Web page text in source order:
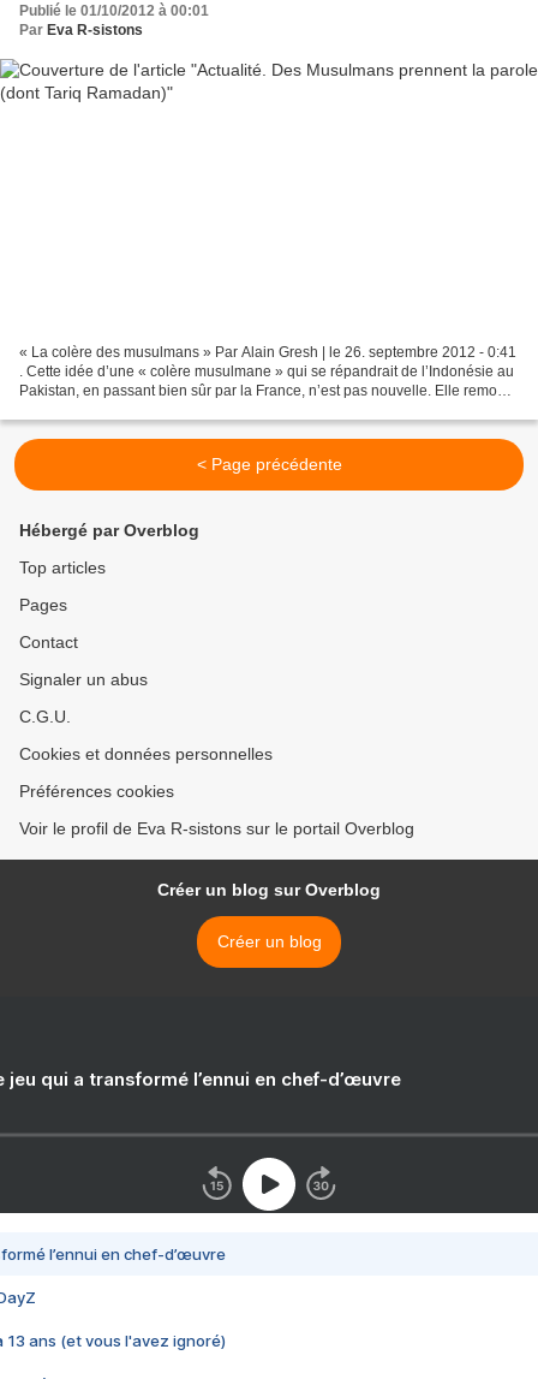
Publié le 01/10/2012 à 00:01
Par Eva R-sistons
« La colère des musulmans » Par Alain Gresh | le 26. septembre 2012 - 0:41
. Cette idée d’une « colère musulmane » qui se répandrait de l’Indonésie au
Pakistan, en passant bien sûr par la France, n’est pas nouvelle. Elle remonte
< Page précédente
Hébergé par Overblog
Top articles
Pages
Contact
Signaler un abus
C.G.U.
Cookies et données personnelles
Préférences cookies
Voir le profil de Eva R-sistons sur le portail Overblog
Créer un blog sur Overblog
Créer un blog
jeu qui a transformé l’ennui en chef-d’œuvre
l’ennui en chef-d’œuvre
13 ans (et vous l'avez ignoré)